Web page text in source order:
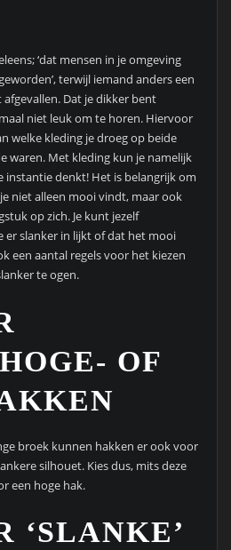
‘dat mensen in je omgeving
terwijl iemand anders een
Dat je dikker bent
niet leuk om te horen. Hiervoor
welke kleding je droeg op beide
waren. Met kleding kun je namelijk
instantie denkt! Het is belangrijk om
niet alleen mooi vindt, maar ook
op zich. Je kunt jezelf
er slanker in lijkt of dat het mooi
een aantal regels voor het kiezen
te ogen.
OF
broek kunnen hakken er ook voor
silhouet. Kies dus, mits deze
een hoge hak.
‘SLANKE’